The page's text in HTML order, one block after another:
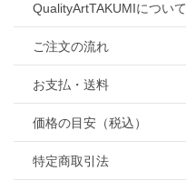
QualityArtTAKUMIについて
ご注文の流れ
お支払・送料
価格の目安（税込）
特定商取引法